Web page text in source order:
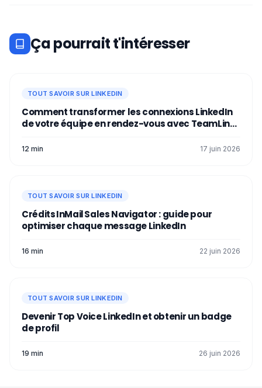
LinkedIn! 🥰
Ça pourrait t'intéresser
TOUT SAVOIR SUR LINKEDIN
Comment transformer les connexions LinkedIn
de votre équipe en rendez-vous avec TeamLink
12 min 17 juin 2026
TOUT SAVOIR SUR LINKEDIN
Crédits InMail Sales Navigator : guide pour
optimiser chaque message LinkedIn
16 min 22 juin 2026
TOUT SAVOIR SUR LINKEDIN
Devenir Top Voice LinkedIn et obtenir un badge
de profil
19 min 26 juin 2026